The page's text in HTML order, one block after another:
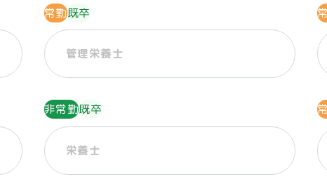
常勤既卒
管理栄養士
非常勤既卒
栄養士